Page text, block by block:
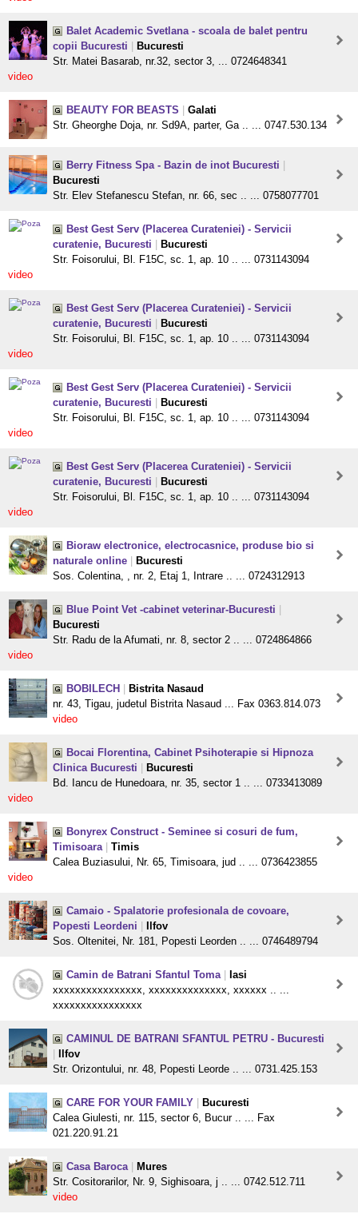
Balet Academic Svetlana - scoala de balet pentru
copii Bucuresti
Bucuresti
Str. Matei Basarab, nr.32, sector 3, ... 0724648341
video
BEAUTY FOR BEASTS
Galati
Str. Gheorghe Doja, nr. Sd9A, parter, Ga .. ... 0747.530.134
Berry Fitness Spa - Bazin de inot Bucuresti
Bucuresti
Str. Elev Stefanescu Stefan, nr. 66, sec .. ... 0758077701
Best Gest Serv (Placerea Curateniei) - Servicii
curatenie, Bucuresti
Bucuresti
Str. Foisorului, Bl. F15C, sc. 1, ap. 10 .. ... 0731143094
video
Best Gest Serv (Placerea Curateniei) - Servicii
curatenie, Bucuresti
Bucuresti
Str. Foisorului, Bl. F15C, sc. 1, ap. 10 .. ... 0731143094
video
Best Gest Serv (Placerea Curateniei) - Servicii
curatenie, Bucuresti
Bucuresti
Str. Foisorului, Bl. F15C, sc. 1, ap. 10 .. ... 0731143094
video
Best Gest Serv (Placerea Curateniei) - Servicii
curatenie, Bucuresti
Bucuresti
Str. Foisorului, Bl. F15C, sc. 1, ap. 10 .. ... 0731143094
video
Bioraw electronice, electrocasnice, produse bio si
naturale online
Bucuresti
Sos. Colentina, , nr. 2, Etaj 1, Intrare .. ... 0724312913
Blue Point Vet -cabinet veterinar-Bucuresti
Bucuresti
Str. Radu de la Afumati, nr. 8, sector 2 .. ... 0724864866
video
BOBILECH
Bistrita Nasaud
nr. 43, Tigau, judetul Bistrita Nasaud ... Fax 0363.814.073
video
Bocai Florentina, Cabinet Psihoterapie si Hipnoza
Clinica Bucuresti
Bucuresti
Bd. Iancu de Hunedoara, nr. 35, sector 1 .. ... 0733413089
video
Bonyrex Construct - Seminee si cosuri de fum,
Timisoara
Timis
Calea Buziasului, Nr. 65, Timisoara, jud .. ... 0736423855
video
Camaio - Spalatorie profesionala de covoare,
Popesti Leordeni
Ilfov
Sos. Oltenitei, Nr. 181, Popesti Leorden .. ... 0746489794
Camin de Batrani Sfantul Toma
Iasi
xxxxxxxxxxxxxxxx, xxxxxxxxxxxxxx, xxxxxx .. ...
xxxxxxxxxxxxxxxx
CAMINUL DE BATRANI SFANTUL PETRU - Bucuresti
Ilfov
Str. Orizontului, nr. 48, Popesti Leorde .. ... 0731.425.153
CARE FOR YOUR FAMILY
Bucuresti
Calea Giulesti, nr. 115, sector 6, Bucur .. ... Fax
021.220.91.21
Casa Baroca
Mures
Str. Cositorarilor, Nr. 9, Sighisoara, j .. ... 0742.512.711
video